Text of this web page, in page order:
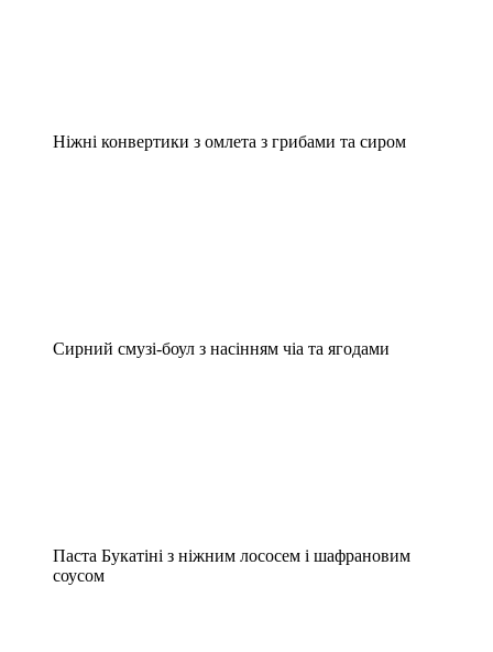
Ніжні конвертики з омлета з грибами та сиром
Сирний смузі-боул з насінням чіа та ягодами
Паста Букатіні з ніжним лососем і шафрановим
соусом